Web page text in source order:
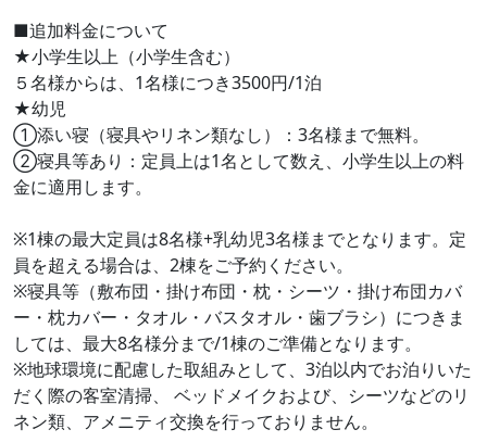
■追加料金について
★小学生以上（小学生含む）
５名様からは、1名様につき3500円/1泊
★幼児
①添い寝（寝具やリネン類なし）：3名様まで無料。
②寝具等あり：定員上は1名として数え、小学生以上の料
金に適用します。
※1棟の最大定員は8名様+乳幼児3名様までとなります。定
員を超える場合は、2棟をご予約ください。
※寝具等（敷布団・掛け布団・枕・シーツ・掛け布団カバ
ー・枕カバー・タオル・バスタオル・歯ブラシ）につきま
しては、最大8名様分まで/1棟のご準備となります。
※地球環境に配慮した取組みとして、3泊以内でお泊りいた
だく際の客室清掃、 ベッドメイクおよび、シーツなどのリ
ネン類、アメニティ交換を行っておりません。